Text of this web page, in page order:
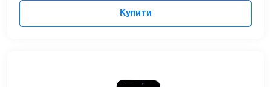
Купити